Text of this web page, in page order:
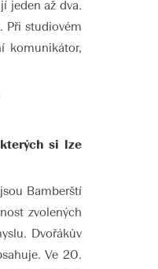
jeden až dva.
Při studiovém
komunikátor,
si lze
Bamberští
zvolených
Dvořákův
Ve 20.